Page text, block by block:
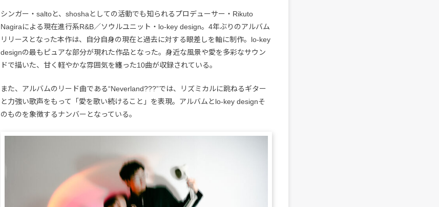
シンガー・saltoと、shoshaとしての活動でも知られるプロデューサー・Rikuto
Nagiraによる現在進行系R&B／ソウルユニット・lo-key design。4年ぶりのアルバム
リリースとなった本作は、自分自身の現在と過去に対する眼差しを軸に制作。lo-key
designの最もピュアな部分が現れた作品となった。身近な風景や愛を多彩なサウン
ドで描いた、甘く軽やかな雰囲気を纏った10曲が収録されている。
また、アルバムのリード曲である“Neverland???”では、リズミカルに跳ねるギター
と力強い歌声をもって「愛を歌い続けること」を表現。アルバムとlo-key designそ
のものを象徴するナンバーとなっている。